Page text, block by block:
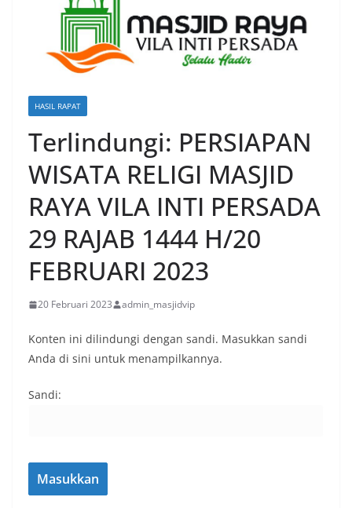
HASIL RAPAT
Terlindungi: PERSIAPAN
WISATA RELIGI MASJID
RAYA VILA INTI PERSADA
29 RAJAB 1444 H/20
FEBRUARI 2023
20 Februari 2023 admin_masjidvip
Konten ini dilindungi dengan sandi. Masukkan sandi
Anda di sini untuk menampilkannya.
Sandi: